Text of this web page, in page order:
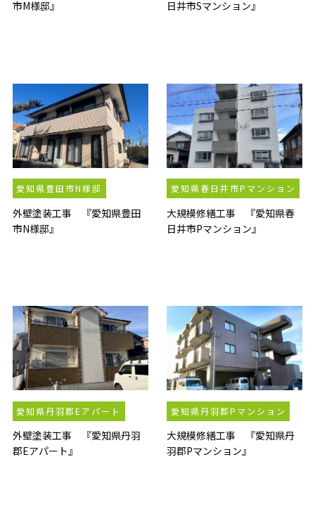
市M様邸』
日井市Sマンション』
愛知県豊田市N様邸
外壁塗装工事 『愛知県豊田
市N様邸』
愛知県春日井市Pマンション
大規模修繕工事 『愛知県春
日井市Pマンション』
愛知県丹羽郡Eアパート
外壁塗装工事 『愛知県丹羽
郡Eアパート』
愛知県丹羽郡Pマンション
大規模修繕工事 『愛知県丹
羽郡Pマンション』